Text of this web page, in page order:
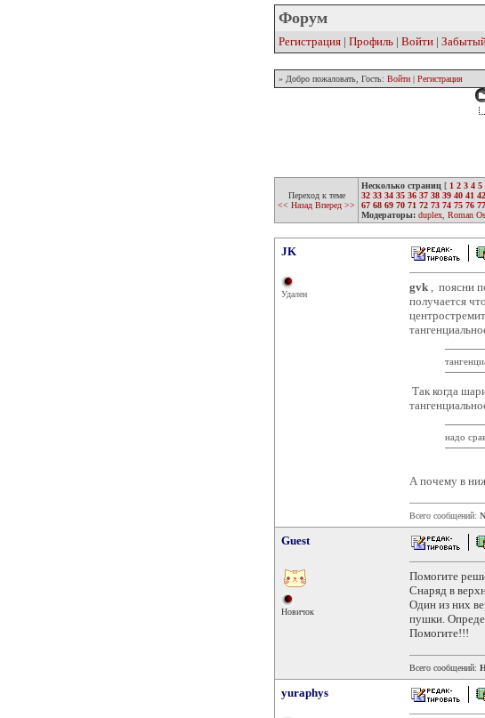
Форум
Регистрация | Профиль | Войти |
» Добро пожаловать, Гость: Войти | Регистрация
Переход к теме
<< Назад Вперед >>
Несколько страниц [ 1 2 3 4 5
32 33 34 35 36 37 38 39 40 41 42
67 68 69 70 71 72 73 74 75 76 77
Модераторы: duplex Roman
JK
Удален
gvk , поясни
получается
Так когда
надо
А почему в
Всего сообщений:
Guest
Новичок
Помогите
Снаряд в
Один из них
пушки.
Помогите!!!
Всего сообщений:
yuraphys